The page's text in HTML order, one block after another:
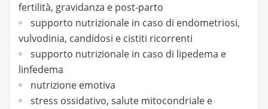
fertilità, gravidanza e post-parto
supporto nutrizionale in caso di endometriosi,
vulvodinia, candidosi e cistiti ricorrenti
supporto nutrizionale in caso di lipedema e
linfedema
nutrizione emotiva
stress ossidativo, salute mitocondriale e